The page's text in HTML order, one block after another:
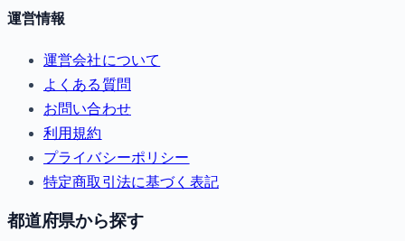
運営情報
運営会社について
よくある質問
お問い合わせ
利用規約
プライバシーポリシー
特定商取引法に基づく表記
都道府県から探す